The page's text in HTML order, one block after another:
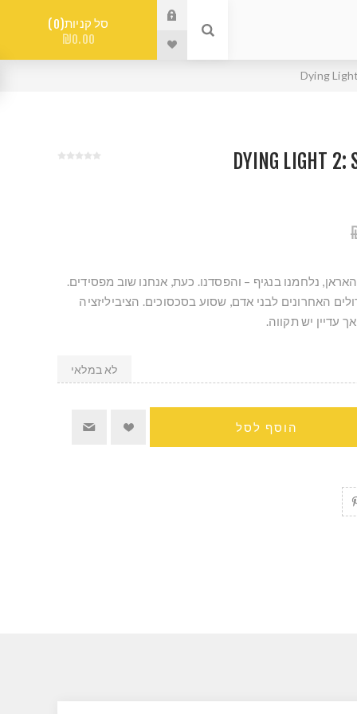
סל קניות 0
₪0.00
Dying
DYING LIGHT 2:
נלחמנו בנגיף – והפסדנו. כעת, אנחנו שוב מפסידים.
האחרונים לבני אדם, שסוע בסכסוכים. הציביליזציה
עדיין יש תקווה.
לא במלאי
הוסף לסל